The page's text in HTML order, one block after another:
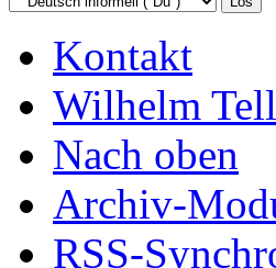
Kontakt
Wilhelm
Nach oben
Archiv-
RSS-